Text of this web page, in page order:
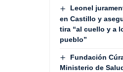
Leonel
en Castillo y
tira “al cuello y a
pueblo”
Fundación
Ministerio de